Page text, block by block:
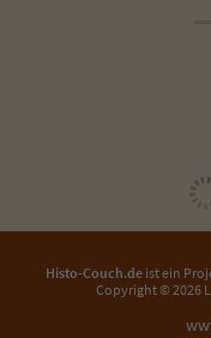
Histo-Couch.de ist ein
Copyright © 2026